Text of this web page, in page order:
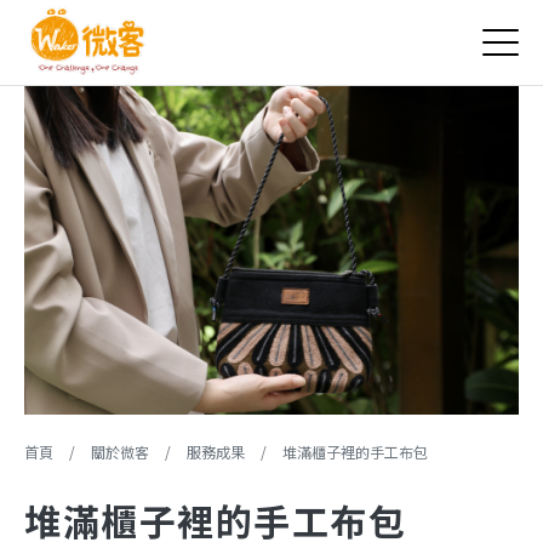
您在這裡
首頁 / 關於微客 / 服務成果 / 堆滿櫃子裡的手工布包
堆滿櫃子裡的手工布包